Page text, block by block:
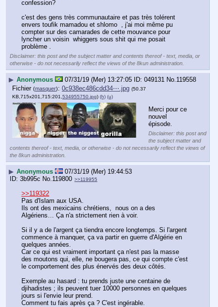
confession?
c'est des gens très communautaire et pas très tolérent
envers toufik mamadou et shlomo  , j'ai moi même pu
compter sur des camarades de cette mouvance pour
lyncher un voisin  whiggers sous shit qui me posait
problème .
Disclaimer: this post and the subject matter and contents thereof - text, media, or
otherwise - do not necessarily reflect the views of the 8kun administration.
▶ Anonymous 07/31/19 (Mer) 13:27:05 049131 No.119558
Fichier (masquer): 0c938ec486cdd34⋯.jpg (50.37
KB,715x201,715:201, 534955750.jpg) (h) (u)
Merci pour ce
nouvel
épisode.
Disclaimer: this post and
the subject matter and
contents thereof - text, media, or otherwise - do not necessarily reflect the views of
the 8kun administration.
▶ Anonymous
07/31/19 (Mer) 19:44:53
3b995c No.119800 >>119955
>>119322
Pas d'Islam aux USA.
Ils ont des mexicains chrétiens,  nous on a des
Algériens… Ça n'a strictement rien à voir.
Si il y a de l'argent ça tiendra encore longtemps. Si l'argent
commence à manquer, ça va partir en guerre d'Algérie en
quelques années.
Car ce qui est vraiment important ça n'est pas la masse
des moutons qui, elle, ne bougera pas, ce qui compte c'est
le comportement des plus énervés des deux côtés.
Exemple au hasard : tu prends juste une centaine de
djihadistes ; ils peuvent tuer 10000 personnes en quelques
jours si l'envie leur prend.
Comment tu fais après ça ? C'est ingérable.